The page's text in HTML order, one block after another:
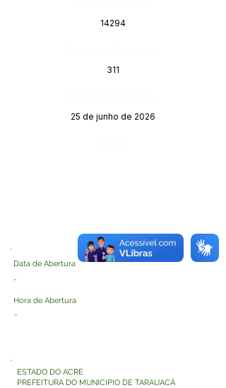
14294
311
25 de junho de 2026
Data de Abertura
-
Hora de Abertura
-
ESTADO DO ACRE
PREFEITURA DO MUNICIPIO DE TARAUACÁ